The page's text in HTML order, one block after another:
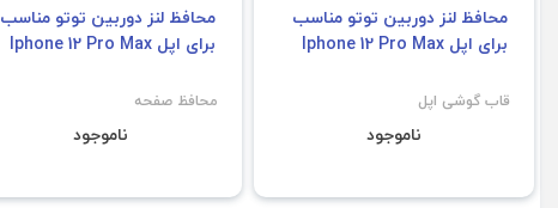
محافظ لنز دوربین توتو مناسب
برای اپل Iphone 12 Pro Max
قاب گوشی اپل
ناموجود
محافظ لنز دوربین توتو مناسب
برای اپل Iphone 12 Pro Max
محافظ صفحه
ناموجود